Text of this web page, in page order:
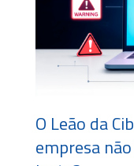
O Leão da
empresa